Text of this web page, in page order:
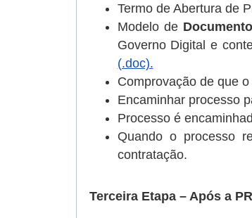
Termo de Abertura de
Modelo de
Governo Digital e
(.doc).
Comprovação de que
Encaminhar processo
Processo é
Quando o processo
contratação.
Terceira Etapa – Após a